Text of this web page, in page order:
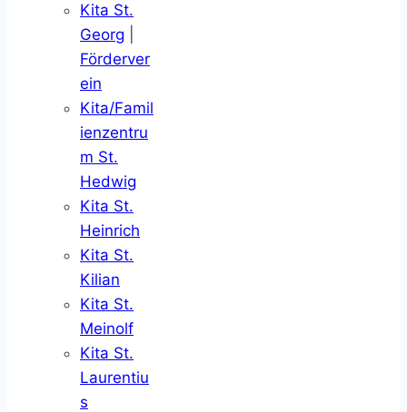
Kita St.
Georg
Förderver
ein
Kita/Famil
ienzentru
m St.
Hedwig
Kita St.
Heinrich
Kita St.
Kilian
Kita St.
Meinolf
Kita St.
Laurentiu
s